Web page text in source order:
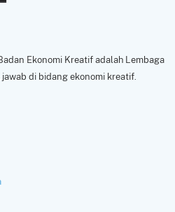
Ekonomi Kreatif adalah Lembaga
di bidang ekonomi kreatif.